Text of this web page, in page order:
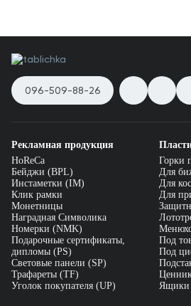
096-509-88-26
Рекламная продукция
HoReCa
Бейджи (BPL)
Инстаметки (IM)
Клик рамки
Монетницы
Наградная Символика
Номерки (NMK)
Подарочные сертификаты,
дипломы (PS)
Световые панели (SP)
Трафареты (TF)
Уголок покупателя (UP)
Горки
Для
Для
Для
Под
Под
Ящики